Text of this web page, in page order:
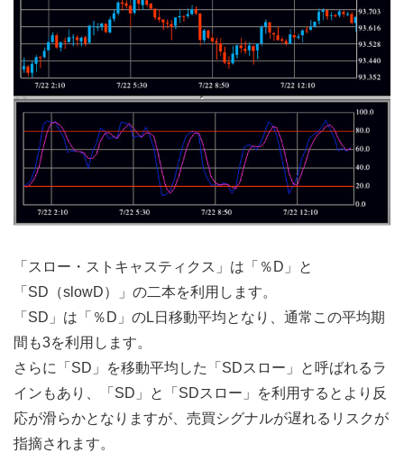
「スロー・ストキャスティクス」は「％D」と
「SD（slowD）」の二本を利用します。
「SD」は「％D」のL日移動平均となり、通常この平均期
間も3を利用します。
さらに「SD」を移動平均した「SDスロー」と呼ばれるラ
インもあり、「SD」と「SDスロー」を利用するとより反
応が滑らかとなりますが、売買シグナルが遅れるリスクが
指摘されます。